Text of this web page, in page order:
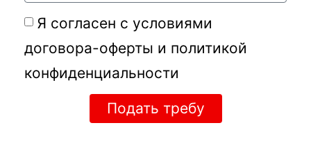
Я согласен с условиями
договора-оферты и политикой
конфиденциальности
Подать требу